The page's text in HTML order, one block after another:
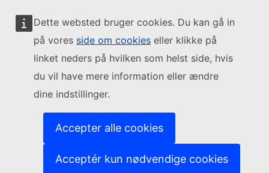
Dette websted bruger cookies. Du kan gå in
på vores side om cookies eller klikke på
linket neders på hvilken som helst side, hvis
du vil have mere information eller ændre
dine indstillinger.
Accepter alle cookies
Acceptér kun nødvendige cookies